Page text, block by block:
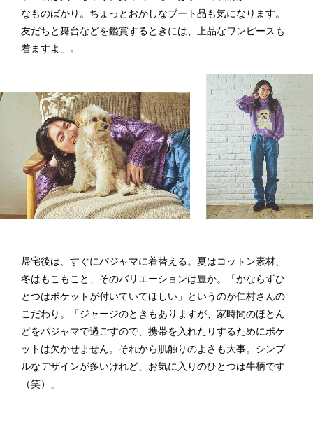
なものばかり。ちょっとおかしなブート品も気になります。
友だちと舞台などを鑑賞するときには、上品なワンピースも
着ますよ」。
帰宅後は、すぐにパジャマに着替える。夏はコットン素材、
冬はもこもこと、そのバリエーションは豊か。「かならずひ
とつはポケットが付いていてほしい」というのが仁村さんの
こだわり。「ジャージのときもありますが、家時間のほとん
どをパジャマで過ごすので、携帯を入れたりするためにポケ
ットは欠かせません。それから肌触りのよさも大事。シンプ
ルなデザインが多いけれど、お気に入りのひとつは牛柄です
（笑）」